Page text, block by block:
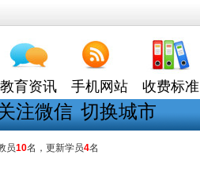
教育资讯 手机网站 收费标准
注微信 切换城市
员10名，更新学员4名